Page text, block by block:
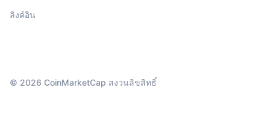
ลิงค์อิน
© 2026 CoinMarketCap สงวนลิขสิทธิ์